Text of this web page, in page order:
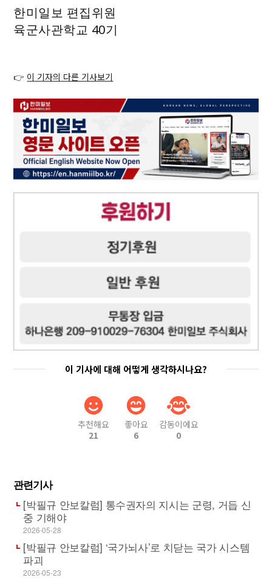
한미일보 편집위원
육군사관학교 40기
👉 이 기자의 다른 기사보기
이 기사에 대해 어떻게 생각하시나요?
추천해요
21
좋아요
6
감동이에요
0
관련기사
[박필규 안보칼럼] 통수권자의 지시는 군령, 거듭 신
중 기해야
2026-05-28
[박필규 안보칼럼] ‘국가뇌사’로 치닫는 국가 시스템
파괴
2026-05-23